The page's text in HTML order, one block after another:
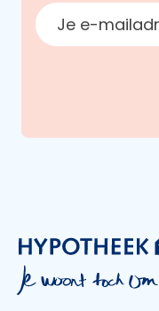
E-mailadres